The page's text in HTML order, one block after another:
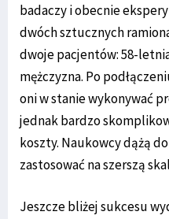
badaczy i obecnie
dwóch sztucznych
dwoje pacjentów: 58-
mężczyzna. Po
oni w stanie wykonywać
jednak bardzo
koszty. Naukowcy dążą
zastosować na szerszą
Jeszcze bliżej sukcesu